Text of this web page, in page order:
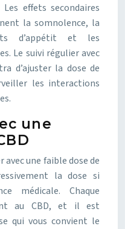
effets secondaires
la somnolence, la
d’appétit et les
Le suivi régulier avec
d’ajuster la dose de
les interactions
une
une faible dose de
la dose si
médicale. Chaque
au CBD, et il est
qui vous convient le